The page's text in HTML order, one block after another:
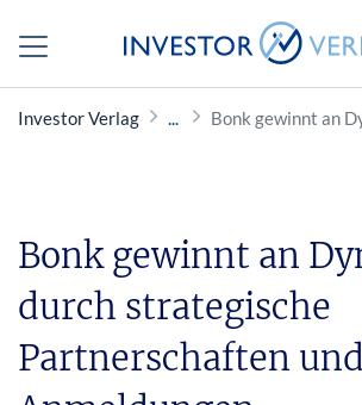
Investor Verlag Bonk gewinnt an
Bonk gewinnt an
durch strategische
Partnerschaften